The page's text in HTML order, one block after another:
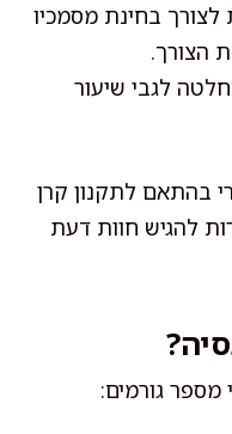
לצורך בחינת מסמכיו
הצורך.
לגבי שיעור
בהתאם לתקנון קרן
להגיש חוות דעת
מספר גורמים: